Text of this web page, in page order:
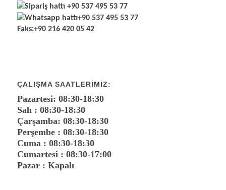
Sipariş hattı +90 537 495 53 77
Whatsapp hattı+90 537 495 53 77
Faks:+90 216 420 05 42
ÇALIŞMA SAATLERIMIZ:
Pazartesi: 08:30-18:30
Salı : 08:30-18:30
Çarşamba: 08:30-18:30
Perşembe : 08:30-18:30
Cuma : 08:30-18:30
Cumartesi : 08:30-17:00
Pazar : Kapalı